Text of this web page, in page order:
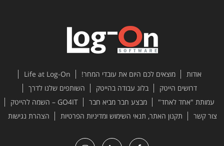
אודות מוצאים לכם היום את עובדי המחר!
Life at Log-On
דרושים הייטק
בלוג עבודה בהייטק
השותפים שלנו לדרך
עמותת "אחד לאחד"
מבצע חבר מביא חבר
GO4IT – השמה להייטק
צור קשר
תקנון האתר, תנאי השימוש ומדיניות הפרטיות הצהרת נגישות